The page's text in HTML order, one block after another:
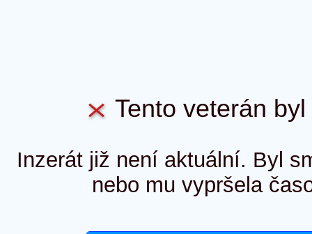
Tento veterán
Inzerát již není aktuální. Byl
nebo mu vypršela